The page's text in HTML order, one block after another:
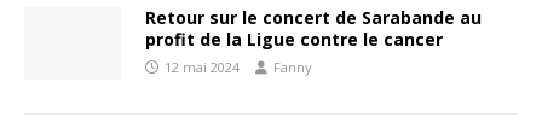
Retour sur le concert de Sarabande au
profit de la Ligue contre le cancer
12 mai 2024 Fanny